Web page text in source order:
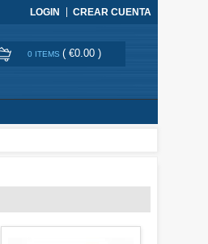
LOGIN CREAR CUENTA
0 ITEMS ( €0.00 )